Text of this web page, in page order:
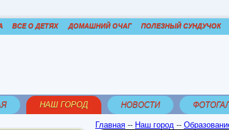
ВСЕ О ДЕТЯХ ДОМАШНИЙ ОЧАГ ПОЛЕЗНЫЙ СУНДУЧОК
НАШ ГОРОД НОВОСТИ
Главная -- Наш город --